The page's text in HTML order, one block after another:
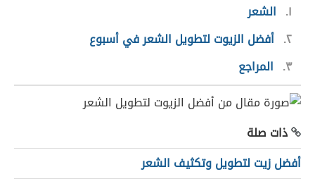
١
الشعر
٢ أفضل الزيوت لتطويل الشعر في أسبوع
٣
المراجع
ذات صلة
أفضل زيت لتطويل وتكثيف الشعر